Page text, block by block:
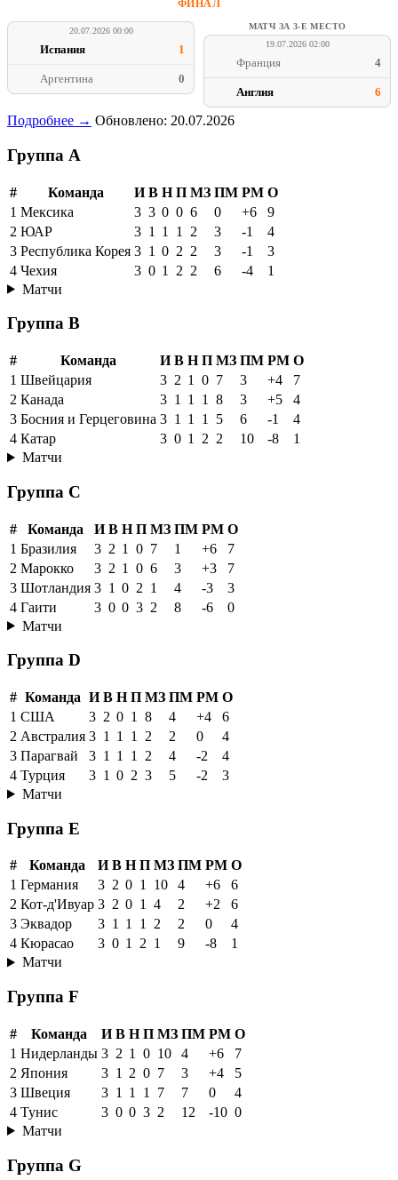
ФИНАЛ
20.07.2026 00:00
Испания 1
Аргентина 0
МАТЧ ЗА 3-Е МЕСТО
19.07.2026 02:00
Франция 4
Англия 6
Подробнее → Обновлено: 20.07.2026
Группа A
# Команда И В Н П МЗ ПМ РМ О
1 Мексика 3 3 0 0 6 0 +6
9
2 ЮАР 3 1 1 1 2 3 -1
4
3 Республика Корея 3 1 0 2 2 3 -1
3
4 Чехия 3 0 1 2 2 6 -4
1
Матчи
Группа B
# Команда И В Н П МЗ ПМ РМ О
1 Швейцария 3 2 1 0 7 3 +4
7
2 Канада 3 1 1 1 8 3 +5
4
3 Босния и Герцеговина 3 1 1 1 5 6 -1
4
4 Катар 3 0 1 2 2 10 -8
1
Матчи
Группа C
# Команда И В Н П МЗ ПМ РМ О
1 Бразилия 3 2 1 0 7 1 +6
7
2 Марокко 3 2 1 0 6 3 +3
7
3 Шотландия 3 1 0 2 1 4 -3
3
4 Гаити 3 0 0 3 2 8 -6
0
Матчи
Группа D
# Команда И В Н П МЗ ПМ РМ О
1 США 3 2 0 1 8 4 +4
6
2 Австралия 3 1 1 1 2 2 0
4
3 Парагвай 3 1 1 1 2 4 -2
4
4 Турция 3 1 0 2 3 5 -2
3
Матчи
Группа E
# Команда И В Н П МЗ ПМ РМ О
1 Германия 3 2 0 1 10 4 +6
6
2 Кот-д'Ивуар 3 2 0 1 4 2 +2
6
3 Эквадор 3 1 1 1 2 2 0
4
4 Кюрасао 3 0 1 2 1 9 -8
1
Матчи
Группа F
# Команда И В Н П МЗ ПМ РМ О
1 Нидерланды 3 2 1 0 10 4 +6
7
2 Япония 3 1 2 0 7 3 +4
5
3 Швеция 3 1 1 1 7 7 0
4
4 Тунис 3 0 0 3 2 12 -10 0
Матчи
Группа G